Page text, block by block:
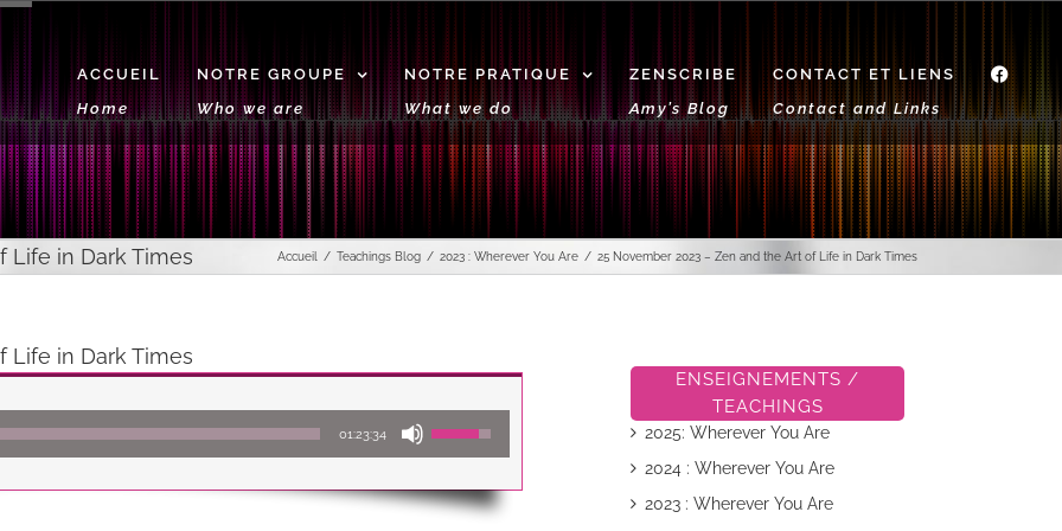
ACCUEIL
Home
NOTRE GROUPE
Who we are
NOTRE PRATIQUE
What we do
ZENSCRIBE
Amy’s Blog
CONTACT ET LIENS
Contact and Links
Life in Dark Times Accueil Teachings Blog 2023 : Wherever You Are 25 November 2023 – Zen and the Art of Life in Dark Times
Life in Dark Times
audio
01:23:34
les
haut/bas
pour
ENSEIGNEMENTS /
TEACHINGS
2025: Wherever You Are
2024 : Wherever You Are
2023 : Wherever You Are